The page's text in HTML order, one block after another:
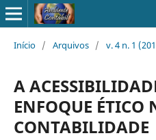
Início / Arquivos / v. 4 n. 1
A
ENFOQUE ÉTICO
CONTABILIDADE